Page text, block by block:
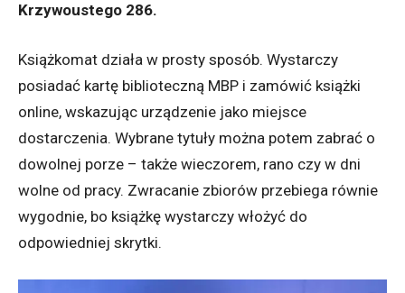
Krzywoustego 286.
Książkomat działa w prosty sposób. Wystarczy
posiadać kartę biblioteczną MBP i zamówić książki
online, wskazując urządzenie jako miejsce
dostarczenia. Wybrane tytuły można potem zabrać o
dowolnej porze – także wieczorem, rano czy w dni
wolne od pracy. Zwracanie zbiorów przebiega równie
wygodnie, bo książkę wystarczy włożyć do
odpowiedniej skrytki.